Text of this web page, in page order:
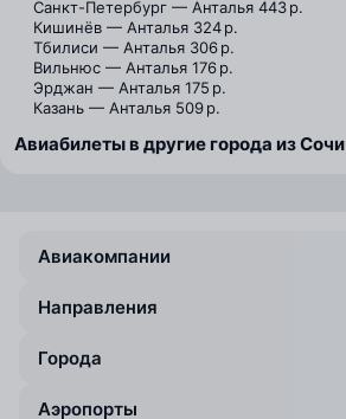
Санкт-Петербург — Анталья 443 р.
Кишинёв — Анталья 324 р.
Тбилиси — Анталья 306 р.
Вильнюс — Анталья 176 р.
Эрджан — Анталья 175 р.
Казань — Анталья 509 р.
Авиабилеты в другие города из Сочи
Авиакомпании
Направления
Города
Аэропорты